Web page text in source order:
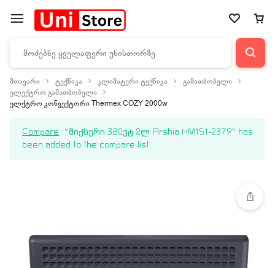
მთავარი ტექნიკა კლიმატური ტექნიკა
გამათბობელი
ელექტრო გამათბობელი
ელქტრო კონვექტორი Thermex COZY 2000w
Compare
“მიქსერი 380ვტ 2ლ Arshia HM151-2379” has
been added to the compare list